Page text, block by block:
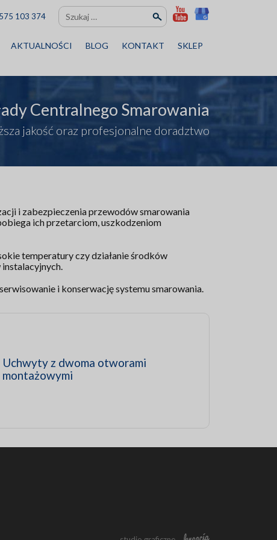
AKTUALNOŚCI BLOG KONTAKT SKLEP
103 374 Szukaj:
Centralnego Smarowania
jakość oraz profesjonalne doradztwo
i zabezpieczenia przewodów smarowania
ich przetarciom, uszkodzeniom
temperatury czy działanie środków
i konserwację systemu smarowania.
Uchwyty z dwoma otworami
montażowymi